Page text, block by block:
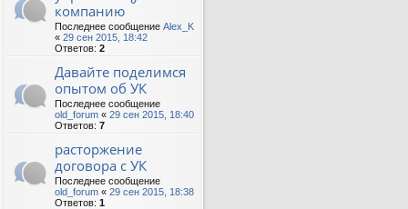
компанию
Последнее сообщение Alex_K
« 29 сен 2015, 18:42
Ответов: 2
Давайте поделимся
опытом об УК
Последнее сообщение
old_forum « 29 сен 2015, 18:40
Ответов: 7
расторжение
договора с УК
Последнее сообщение
old_forum « 29 сен 2015, 18:38
Ответов: 1